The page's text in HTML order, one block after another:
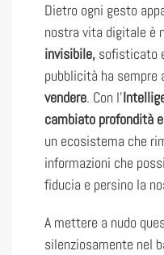
Dietro ogni gesto
nostra vita digitale è
invisibile, sofisticato
pubblicità ha sempre
vendere. Con l’
cambiato profondità
un ecosistema che
informazioni che
fiducia e persino la
A mettere a nudo
silenziosamente nel